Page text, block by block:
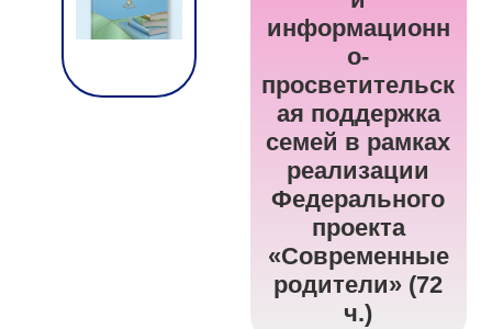
информационн
о-
просветительск
ая поддержка
семей в рамках
реализации
Федерального
проекта
«Современные
родители» (72
ч.)